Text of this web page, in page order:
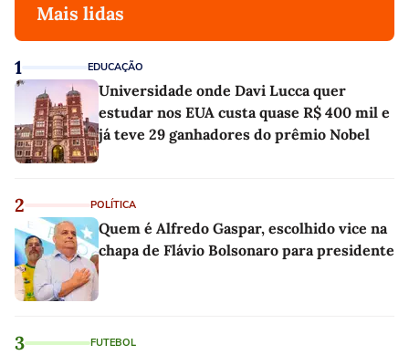
Mais lidas
1 EDUCAÇÃO
Universidade onde Davi Lucca quer
estudar nos EUA custa quase R$ 400 mil e
já teve 29 ganhadores do prêmio Nobel
2 POLÍTICA
Quem é Alfredo Gaspar, escolhido vice na
chapa de Flávio Bolsonaro para presidente
3 FUTEBOL